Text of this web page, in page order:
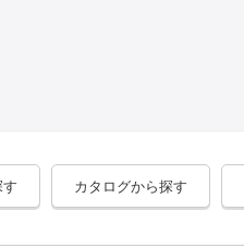
カタログから探す